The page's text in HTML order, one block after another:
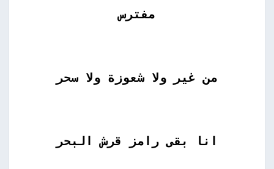
مفترس
من غير ولا شعوزة ولا سحر
انا بقى رامز قرش البحر